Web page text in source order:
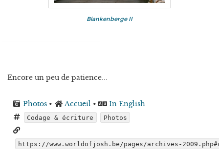
Blankenberge II
Encore un peu de patience...
Photos • Accueil • In English
Codage & écriture Photos
https://www.worldofjosh.be/pages/archives-